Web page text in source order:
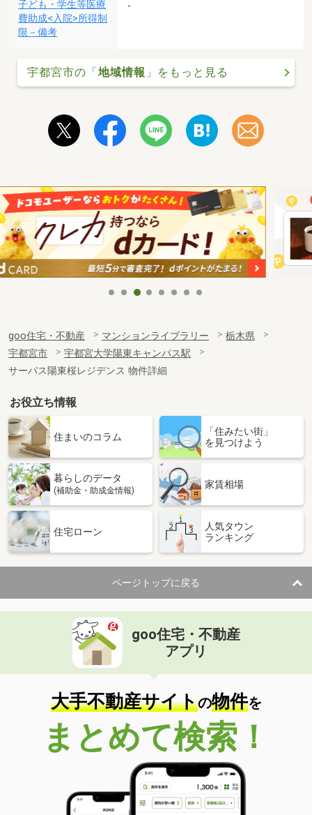
子ども・学生等医療
費助成<入院>所得制
限－備考
-
宇都宮市の「地域情報 」をもっと見る
goo住宅・不動産 マンションライブラリー
栃木県
宇都宮市
宇都宮大学陽東キャンパス駅
サーパス陽東桜レジデンス 物件詳細
お役立ち情報
住まいのコラム
「住みたい街」
を見つけよう
暮らしのデータ
(補助金・助成金情報)
家賃相場
住宅ローン
人気タウン
ランキング
ページトップに戻る
goo住宅・不動産
アプリ
大手不動産サイトの物件を
まとめて検索！